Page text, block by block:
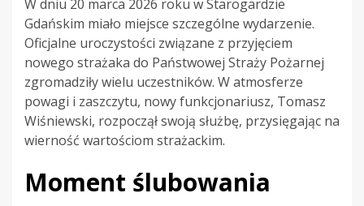
W dniu 20 marca 2026 roku w Starogardzie
Gdańskim miało miejsce szczególne wydarzenie.
Oficjalne uroczystości związane z przyjęciem
nowego strażaka do Państwowej Straży Pożarnej
zgromadziły wielu uczestników. W atmosferze
powagi i zaszczytu, nowy funkcjonariusz, Tomasz
Wiśniewski, rozpoczął swoją służbę, przysięgając na
wierność wartościom strażackim.
Moment ślubowania